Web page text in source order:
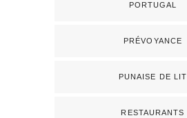
PORTUGAL
PRÉVOYANCE
PUNAISE DE LIT
RESTAURANTS